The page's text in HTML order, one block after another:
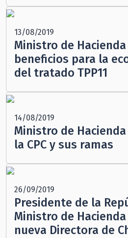
13/08/2019
Ministro de
beneficios para la
del tratado TPP11
14/08/2019
Ministro de
la CPC y sus ramas
26/09/2019
Presidente de la
Ministro de
nueva Directora de